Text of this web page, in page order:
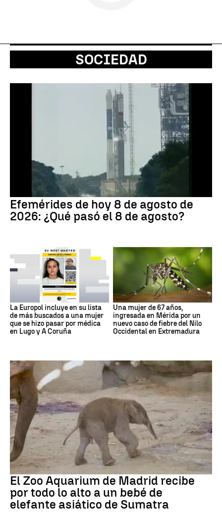
SOCIEDAD
Efemérides de hoy 8 de agosto de
2026: ¿Qué pasó el 8 de agosto?
La Europol incluye en su lista
de más buscados a una mujer
que se hizo pasar por médica
en Lugo y A Coruña
Una mujer de 67 años,
ingresada en Mérida por un
nuevo caso de fiebre del Nilo
Occidental en Extremadura
Zoo de Madrid
El Zoo Aquarium de Madrid recibe
por todo lo alto a un bebé de
elefante asiático de Sumatra